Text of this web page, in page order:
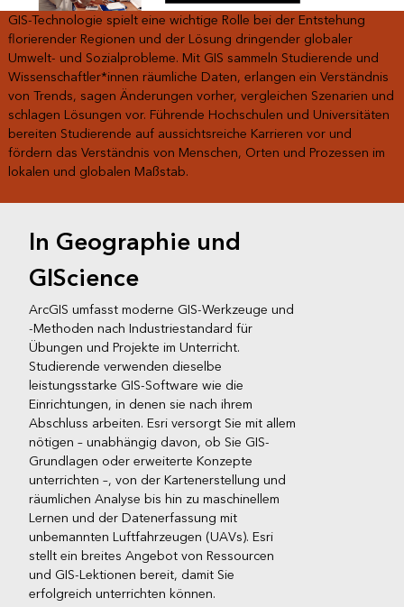
GIS-Technologie spielt eine wichtige Rolle bei der Entstehung
florierender Regionen und der Lösung dringender globaler
Umwelt- und Sozialprobleme. Mit GIS sammeln Studierende und
Wissenschaftler*innen räumliche Daten, erlangen ein Verständnis
von Trends, sagen Änderungen vorher, vergleichen Szenarien und
schlagen Lösungen vor. Führende Hochschulen und Universitäten
bereiten Studierende auf aussichtsreiche Karrieren vor und
fördern das Verständnis von Menschen, Orten und Prozessen im
lokalen und globalen Maßstab.
In Geographie und
GIScience
ArcGIS umfasst moderne GIS-Werkzeuge und
-Methoden nach Industriestandard für
Übungen und Projekte im Unterricht.
Studierende verwenden dieselbe
leistungsstarke GIS-Software wie die
Einrichtungen, in denen sie nach ihrem
Abschluss arbeiten. Esri versorgt Sie mit allem
nötigen – unabhängig davon, ob Sie GIS-
Grundlagen oder erweiterte Konzepte
unterrichten –, von der Kartenerstellung und
räumlichen Analyse bis hin zu maschinellem
Lernen und der Datenerfassung mit
unbemannten Luftfahrzeugen (UAVs). Esri
stellt ein breites Angebot von Ressourcen
und GIS-Lektionen bereit, damit Sie
erfolgreich unterrichten können.